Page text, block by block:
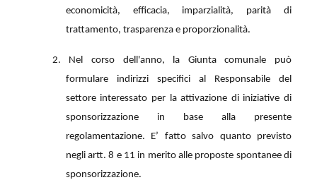
economicità, efficacia, imparzialità, parità di
trattamento, trasparenza e proporzionalità.
2. Nel corso dell'anno, la Giunta comunale può
formulare indirizzi specifici al Responsabile del
settore interessato per la attivazione di iniziative di
sponsorizzazione in base alla presente
regolamentazione. E’ fatto salvo quanto previsto
negli artt. 8 e 11 in merito alle proposte spontanee di
sponsorizzazione.